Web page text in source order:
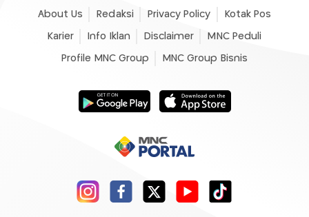
About Us Redaksi Privacy Policy Kotak Pos
Karier Info Iklan Disclaimer MNC Peduli
Profile MNC Group MNC Group Bisnis